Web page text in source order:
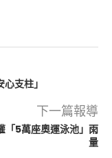
支柱」
下一篇報導
「5萬座奧運泳池」雨
量